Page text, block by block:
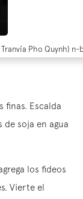
Pho Quynh) n-
finas. Escalda
soja en agua
los fideos
Vierte el